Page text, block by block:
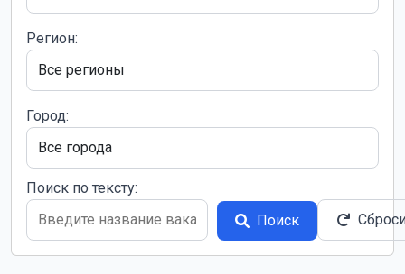
Регион:
Город:
Поиск по тексту:
Поиск